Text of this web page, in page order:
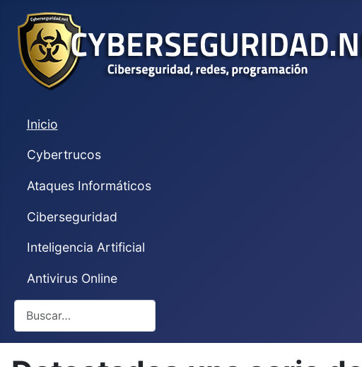
Inicio
Cybertrucos
Ataques Informáticos
Ciberseguridad
Inteligencia Artificial
Antivirus Online
Buscar